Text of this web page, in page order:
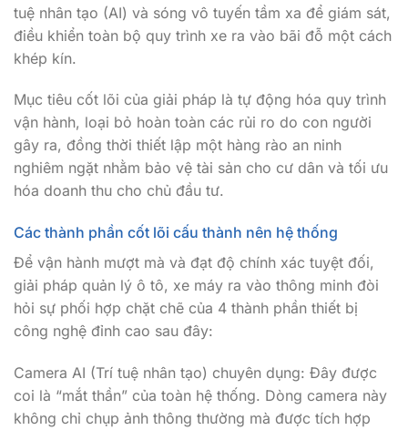
tuệ nhân tạo (AI) và sóng vô tuyến tầm xa để giám sát,
điều khiển toàn bộ quy trình xe ra vào bãi đỗ một cách
khép kín.
Mục tiêu cốt lõi của giải pháp là tự động hóa quy trình
vận hành, loại bỏ hoàn toàn các rủi ro do con người
gây ra, đồng thời thiết lập một hàng rào an ninh
nghiêm ngặt nhằm bảo vệ tài sản cho cư dân và tối ưu
hóa doanh thu cho chủ đầu tư.
Các thành phần cốt lõi cấu thành nên hệ thống
Để vận hành mượt mà và đạt độ chính xác tuyệt đối,
giải pháp quản lý ô tô, xe máy ra vào thông minh đòi
hỏi sự phối hợp chặt chẽ của 4 thành phần thiết bị
công nghệ đỉnh cao sau đây:
Camera AI (Trí tuệ nhân tạo) chuyên dụng: Đây được
coi là “mắt thần” của toàn hệ thống. Dòng camera này
không chỉ chụp ảnh thông thường mà được tích hợp